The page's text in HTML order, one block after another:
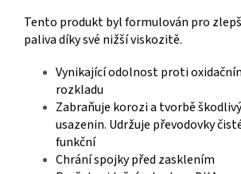
Tento produkt byl formulován pro
paliva díky své nižší viskozitě.
Vynikající odolnost proti
rozkladu
Zabraňuje korozi a tvorbě
usazenin. Udržuje převodovky
funkční
Chrání spojky před zasklením